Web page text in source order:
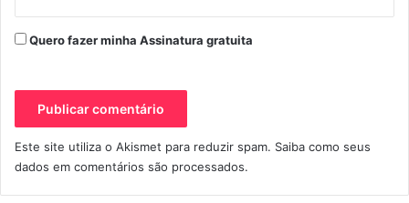
Quero fazer minha Assinatura gratuita
Este site utiliza o Akismet para reduzir spam. Saiba como seus
dados em comentários são processados.